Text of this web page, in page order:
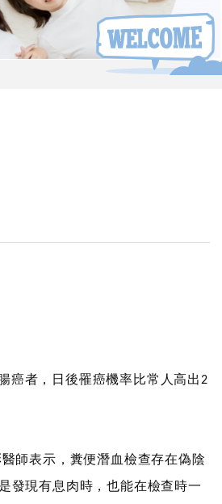
癌者，日後罹癌機率比常人高出2
師表示，糞便潛血檢查存在偽陰
發現有息肉時，也能在檢查時一